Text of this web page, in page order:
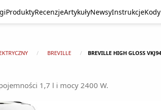
ProduktyRecenzjeArtykułyNewsyInstrukcje
BREVILLE BREVILLE HIGH GLOSS
1,7 l i mocy 2400 W.